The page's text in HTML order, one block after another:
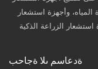
وأجهزة استشعار
ةدعاسم ىلا ةجاحب